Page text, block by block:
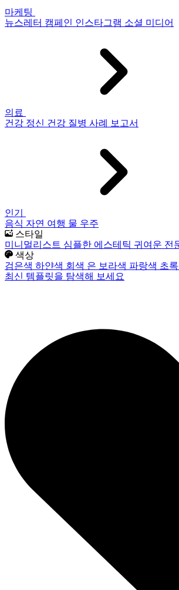
마케팅
뉴스레터 캠페인 인스타그램 소셜 미디어
의료
건강 정신 건강 질병 사례 보고서
인기
음식 자연 여행 물 우주
스타일
미니멀리스트 심플한 에스테틱 귀여운 전
색상
검은색 하얀색 회색 은 보라색 파랑색 초
최신 템플릿을 탐색해 보세요